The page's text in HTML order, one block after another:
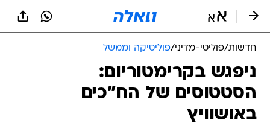
חדשות/פוליטי-מדיני/פוליטיקה וממשל
ניפגש בקרימטוריום:
הסטטוסים של הח"כים
באושוויץ